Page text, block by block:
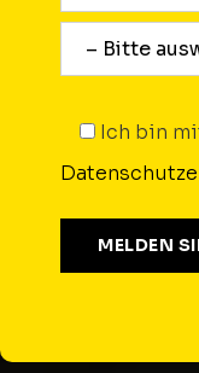
Ich bin